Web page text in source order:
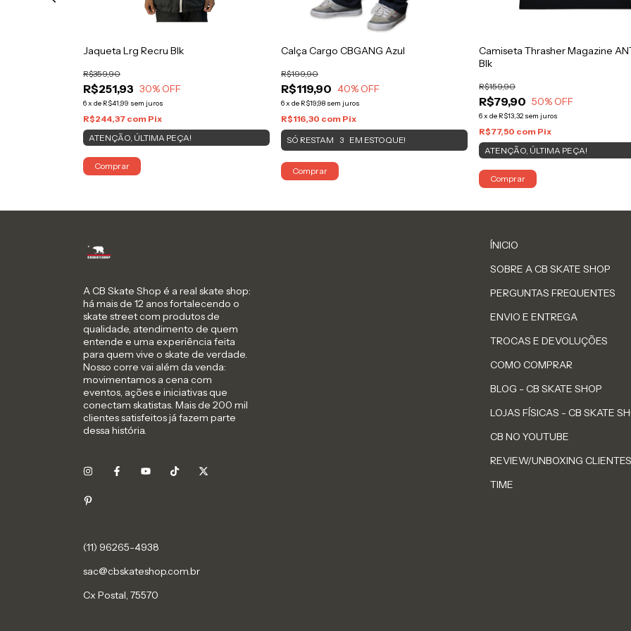
Jaqueta Lrg Recru Blk
R$251,93
R$359,90
30% OFF
6x de R$41,99 sem juros
R$244,37 com Pix
ATENÇÃO, ÚLTIMA PEÇA!
Comprar
Calça Cargo CBGANG Azul
R$119,90
R$199,90
40% OFF
6x de R$19,98 sem juros
R$116,30 com Pix
SÓ RESTAM 3 EM ESTOQUE!
Comprar
Camiseta Thrasher Magazine
Blk
R$79,90
R$159,90
50% OFF
6x de R$13,32 sem juros
R$77,50 com Pix
ATENÇÃO, ÚLTIMA PEÇA!
Comprar
A CB Skate Shop é a real skate shop:
há mais de 12 anos fortalecendo o
skate street com produtos de
qualidade, atendimento de quem
entende e uma experiência feita
para quem vive o skate de verdade.
Nosso corre vai além da venda:
movimentamos a cena com
eventos, ações e iniciativas que
conectam skatistas. Mais de 200 mil
clientes satisfeitos já fazem parte
dessa história.
sac@cbskateshop.com.br
Cx Postal, 75570
ÍNICIO
SOBRE A CB SKATE SHOP
PERGUNTAS FREQUENTES
ENVIO E ENTREGA
TROCAS E DEVOLUÇÕES
COMO COMPRAR
BLOG - CB SKATE SHOP
LOJAS FÍSICAS - CB SKATE
CB NO YOUTUBE
REVIEW/UNBOXING CLIENTES
TIME